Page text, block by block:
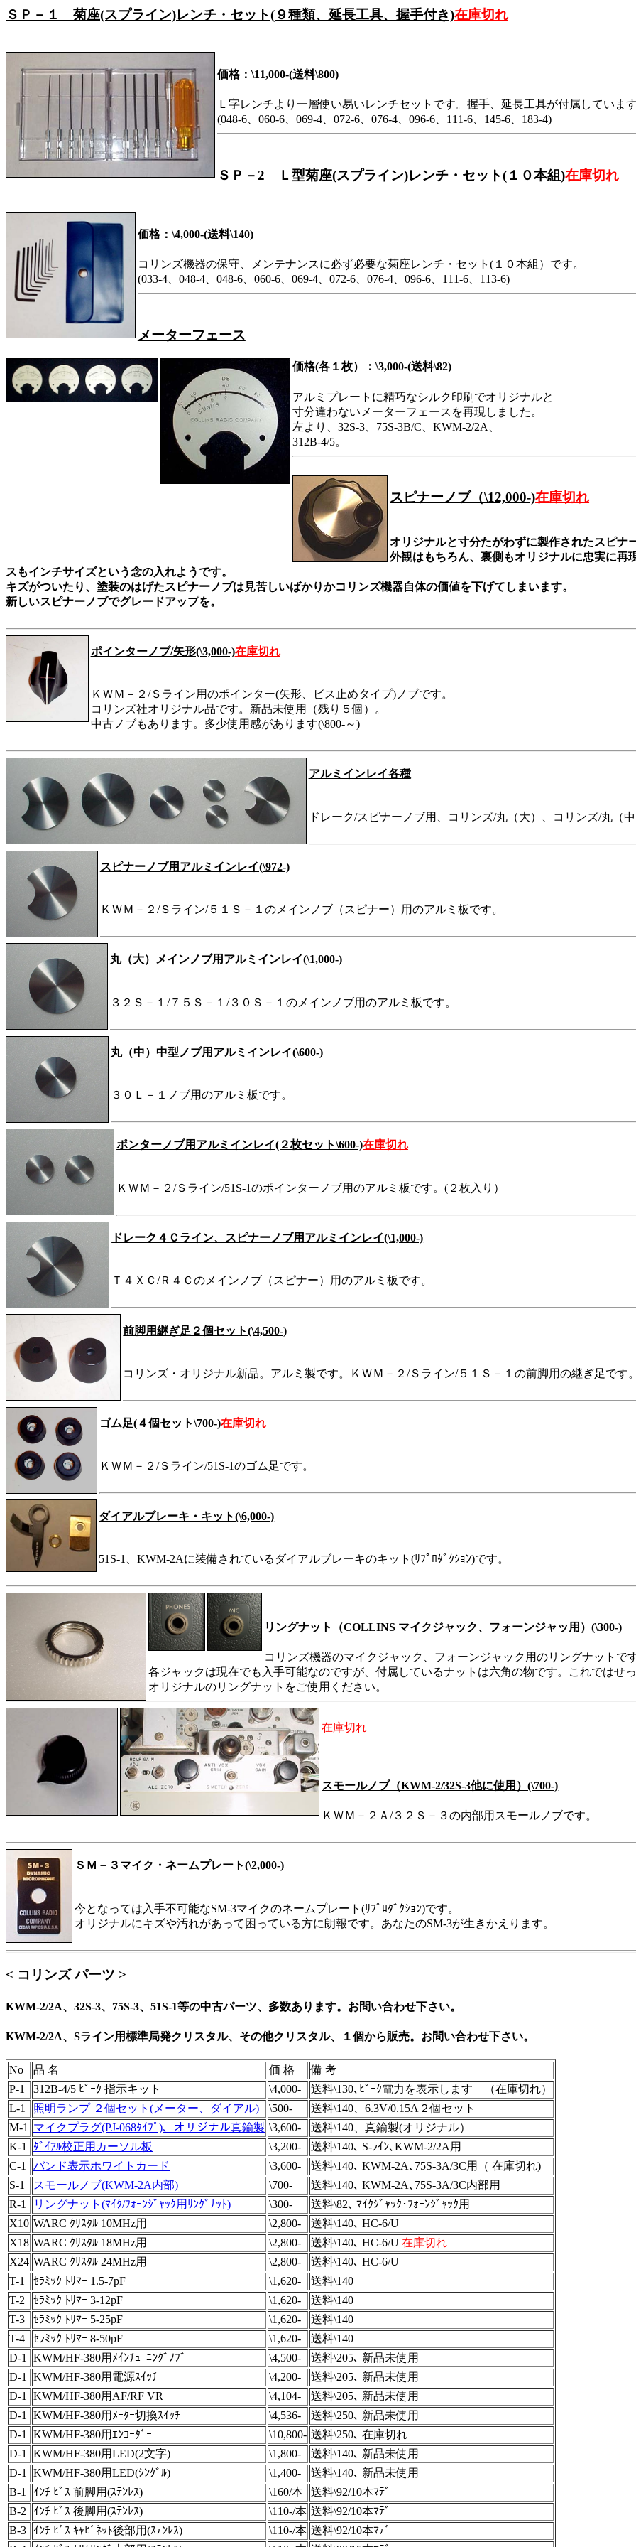
ＳＰ－１ 菊座(スプライン)レンチ・セット(９種類、延長工具、握手付き)在庫切れ
価格：\11,000-(送料\800)
Ｌ字レンチより一層使い易いレンチセットです。握手、延長工具が付属していま
(048-6、060-6、069-4、072-6、076-4、096-6、111-6、145-6、183-4)
ＳＰ－2 Ｌ型菊座(スプライン)レンチ・セット(１０本組)在庫切れ
価格：\4,000-(送料\140)
コリンズ機器の保守、メンテナンスに必ず必要な菊座レンチ・セット(１０本組）です。
(033-4、048-4、048-6、060-6、069-4、072-6、076-4、096-6、111-6、113-6)
メーターフェース
価格(各１枚）：\3,000-(送料\82)
アルミプレートに精巧なシルク印刷でオリジナルと
寸分違わないメーターフェースを再現しました。
左より、32S-3、75S-3B/C、KWM-2/2A、
312B-4/5。
スピナーノブ（\12,000-)在庫切れ
オリジナルと寸分たがわずに製作されたスピナ
外観はもちろん、裏側もオリジナルに忠実に再
スもインチサイズという念の入れようです。
キズがついたり、塗装のはげたスピナーノブは見苦しいばかりかコリンズ機器自体の価値を下げてしまいます。
新しいスピナーノブでグレードアップを。
ポインターノブ/矢形(\3,000-)在庫切れ
ＫＷＭ－２/Ｓライン用のポインター(矢形、ビス止めタイプ)ノブです。
コリンズ社オリジナル品です。新品未使用（残り５個）。
中古ノブもあります。多少使用感があります(\800-～)
アルミインレイ各種
ドレーク/スピナーノブ用、コリンズ/丸（大）、コリンズ/丸（
スピナーノブ用アルミインレイ(\972-)
ＫＷＭ－２/Ｓライン/５１Ｓ－１のメインノブ（スピナー）用のアルミ板です。
丸（大）メインノブ用アルミインレイ(\1,000-)
３２Ｓ－１/７５Ｓ－１/３０Ｓ－１のメインノブ用のアルミ板です。
丸（中）中型ノブ用アルミインレイ(\600-)
３０Ｌ－１ノブ用のアルミ板です。
ポンターノブ用アルミインレイ(２枚セット\600-)在庫切れ
ＫＷＭ－２/Ｓライン/51S-1のポインターノブ用のアルミ板です。(２枚入り）
ドレーク４Ｃライン、スピナーノブ用アルミインレイ(\1,000-)
Ｔ４ＸＣ/Ｒ４Ｃのメインノブ（スピナー）用のアルミ板です。
前脚用継ぎ足２個セット(\4,500-)
コリンズ・オリジナル新品。アルミ製です。ＫＷＭ－２/Ｓライン/５１Ｓ－１の前脚用の継ぎ足です
ゴム足(４個セット\700-)在庫切れ
ＫＷＭ－２/Ｓライン/51S-1のゴム足です。
ダイアルブレーキ・キット(\6,000-)
51S-1、KWM-2Aに装備されているダイアルブレーキのキット(ﾘﾌﾟﾛﾀﾞｸｼｮﾝ)です。
リングナット（COLLINS マイクジャック、フォーンジャッ用）(\300-)
コリンズ機器のマイクジャック、フォーンジャック用のリングナットで
各ジャックは現在でも入手可能なのですが、付属しているナットは六角の物です。これではせ
オリジナルのリングナットをご使用ください。
在庫切れ
スモールノブ（KWM-2/32S-3他に使用）(\700-)
ＫＷＭ－２Ａ/３２Ｓ－３の内部用スモールノブです。
ＳＭ－３マイク・ネームプレート(\2,000-)
今となっては入手不可能なSM-3マイクのネームプレート(ﾘﾌﾟﾛﾀﾞｸｼｮﾝ)です。
オリジナルにキズや汚れがあって困っている方に朗報です。あなたのSM-3が生きかえります。
< コリンズ パーツ >
KWM-2/2A、32S-3、75S-3、51S-1等の中古パーツ、多数あります。お問い合わせ下さい。
KWM-2/2A、Sライン用標準局発クリスタル、その他クリスタル、１個から販売。お問い合わせ下さい。
No 品 名 価 格
備 考
P-1
312B-4/5 ﾋﾟｰｸ 指示キット \4,000-
送料\130､ﾋﾟｰｸ電力を表示します （在庫切れ）
L-1
照明ランプ ２個セット(メーター、ダイアル) \500-
送料\140、6.3V/0.15A２個セット
M-1
マイクプラグ(PJ-068ﾀｲﾌﾟ)、オリジナル真鍮製 \3,600-
送料\140、真鍮製(オリジナル）
K-1
ﾀﾞｲｱﾙ校正用カーソル板 \3,200-
送料\140､ S-ﾗｲﾝ､KWM-2/2A用
C-1
バンド表示ホワイトカード \3,600-
送料\140､ KWM-2A､75S-3A/3C用（ 在庫切れ)
S-1
スモールノブ(KWM-2A内部) \700-
送料\140､ KWM-2A､75S-3A/3C内部用
R-1
リングナット(ﾏｲｸ/ﾌｫｰﾝｼﾞｬｯｸ用ﾘﾝｸﾞﾅｯﾄ) \300-
送料\82､ ﾏｲｸｼﾞｬｯｸ･ﾌｫｰﾝｼﾞｬｯｸ用
X10 WARC ｸﾘｽﾀﾙ 10MHz用 \2,800-
送料\140､ HC-6/U
X18 WARC ｸﾘｽﾀﾙ 18MHz用 \2,800- 送料\140､ HC-6/U 在庫切れ
X24 WARC ｸﾘｽﾀﾙ 24MHz用 \2,800-
送料\140､ HC-6/U
T-1
ｾﾗﾐｯｸ ﾄﾘﾏｰ 1.5-7pF \1,620-
送料\140
T-2
ｾﾗﾐｯｸ ﾄﾘﾏｰ 3-12pF \1,620-
送料\140
T-3
ｾﾗﾐｯｸ ﾄﾘﾏｰ 5-25pF \1,620-
送料\140
T-4
ｾﾗﾐｯｸ ﾄﾘﾏｰ 8-50pF \1,620-
送料\140
D-1
KWM/HF-380用ﾒｲﾝﾁｭｰﾆﾝｸﾞﾉﾌﾞ \4,500-
送料\205､ 新品未使用
D-1
KWM/HF-380用電源ｽｲｯﾁ \4,200-
送料\205､ 新品未使用
D-1
KWM/HF-380用AF/RF VR \4,104-
送料\205､ 新品未使用
D-1
KWM/HF-380用ﾒｰﾀｰ切換ｽｲｯﾁ \4,536-
送料\250､ 新品未使用
D-1
KWM/HF-380用ｴﾝｺｰﾀﾞｰ \10,800- 送料\250､ 在庫切れ
D-1
KWM/HF-380用LED(2文字) \1,800-
送料\140､ 新品未使用
D-1
KWM/HF-380用LED(ｼﾝｸﾞﾙ) \1,400-
送料\140､ 新品未使用
B-1
ｲﾝﾁ ﾋﾞｽ 前脚用(ｽﾃﾝﾚｽ) \160/本
送料\92/10本ﾏﾃﾞ
B-2
ｲﾝﾁ ﾋﾞｽ 後脚用(ｽﾃﾝﾚｽ) \110-/本 送料\92/10本ﾏﾃﾞ
B-3
ｲﾝﾁ ﾋﾞｽ ｷｬﾋﾞﾈｯﾄ後部用(ｽﾃﾝﾚｽ) \110-/本 送料\92/10本ﾏﾃﾞ